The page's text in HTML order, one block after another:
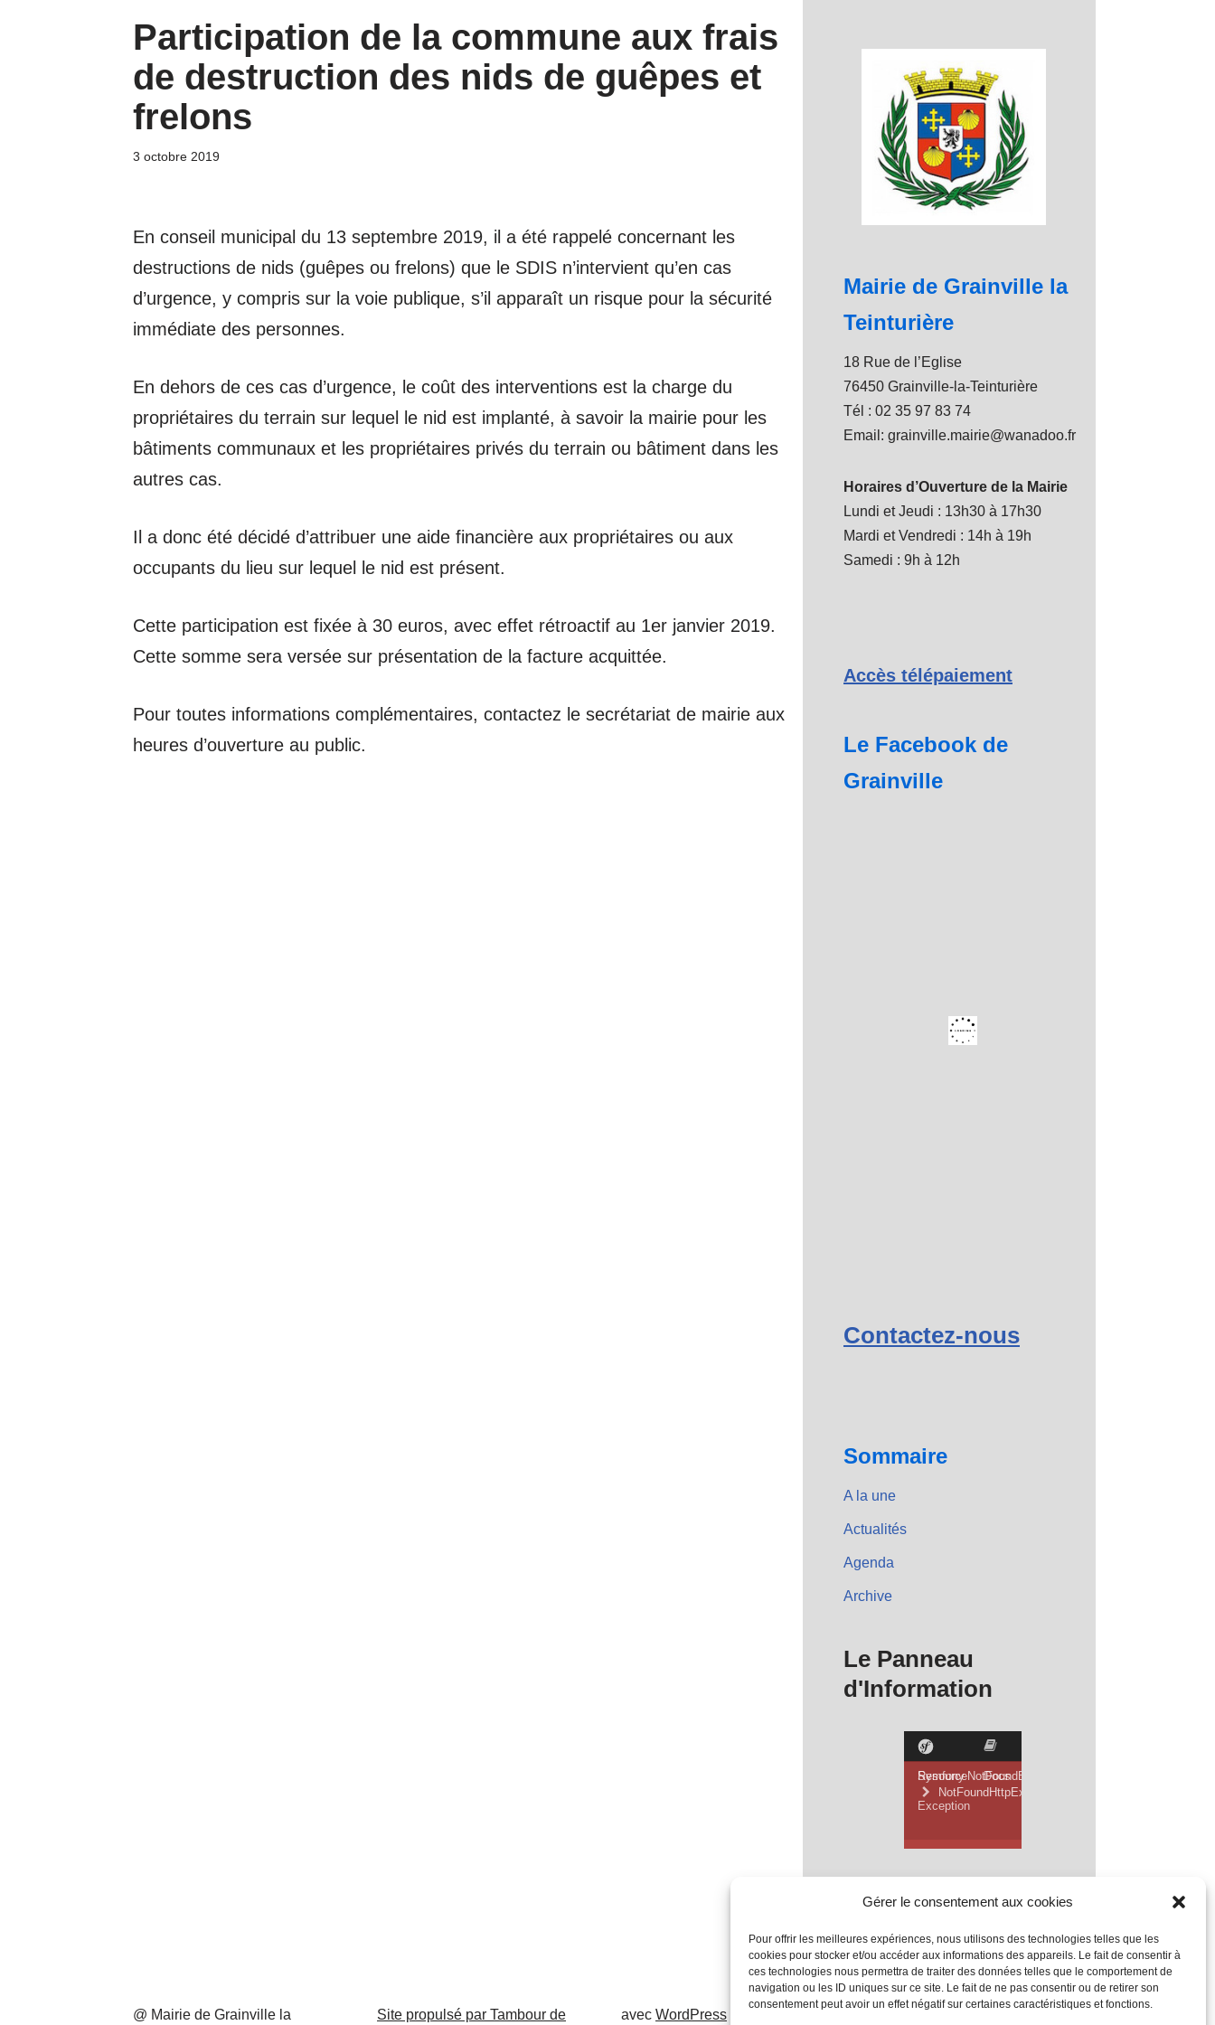
Gérer le consentement aux cookies
Pour offrir les meilleures expériences, nous utilisons des technologies telles que les
cookies pour stocker et/ou accéder aux informations des appareils. Le fait de consentir à
ces technologies nous permettra de traiter des données telles que le comportement de
navigation ou les ID uniques sur ce site. Le fait de ne pas consentir ou de retirer son
consentement peut avoir un effet négatif sur certaines caractéristiques et fonctions.
Participation de la commune aux frais
de destruction des nids de guêpes et
frelons
3 octobre 2019
En conseil municipal du 13 septembre 2019, il a été rappelé concernant les
destructions de nids (guêpes ou frelons) que le SDIS n’intervient qu’en cas
d’urgence, y compris sur la voie publique, s’il apparaît un risque pour la sécurité
immédiate des personnes.
En dehors de ces cas d’urgence, le coût des interventions est la charge du
propriétaires du terrain sur lequel le nid est implanté, à savoir la mairie pour les
bâtiments communaux et les propriétaires privés du terrain ou bâtiment dans les
autres cas.
Il a donc été décidé d’attribuer une aide financière aux propriétaires ou aux
occupants du lieu sur lequel le nid est présent.
Cette participation est fixée à 30 euros, avec effet rétroactif au 1er janvier 2019.
Cette somme sera versée sur présentation de la facture acquittée.
Pour toutes informations complémentaires, contactez le secrétariat de mairie aux
heures d’ouverture au public.
Mairie de Grainville la
Teinturière
18 Rue de l’Eglise
76450 Grainville-la-Teinturière
Tél : 02 35 97 83 74
Email: grainville.mairie@wanadoo.fr
Horaires d’Ouverture de la Mairie
Lundi et Jeudi : 13h30 à 17h30
Mardi et Vendredi : 14h à 19h
Samedi : 9h à 12h
Accès télépaiement
Le Facebook de
Grainville
Contactez-nous
Sommaire
A la une
Actualités
Agenda
Archive
Le Panneau
d'Information
@ Mairie de Grainville la Site propulsé par Tambour de avec WordPress Mentions Légales